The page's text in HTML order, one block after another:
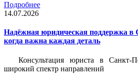
Подробнее
14.07.2026
Надёжная юридическая поддержка в
когда важна каждая деталь
Консультация юриста в Санкт-
широкий спектр направлений